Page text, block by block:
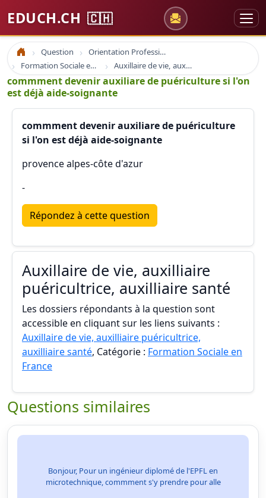
EDUCH.CH 🇨🇭
Accueil Question
Orientation Professionnelle
Formation Sociale en France
Auxillaire de vie, auxilliaire puéricultrice, auxilliaire santé
commment devenir auxiliare de puériculture si l'on
est déjà aide-soignante
commment devenir auxiliare de puériculture
si l'on est déjà aide-soignante
provence alpes-côte d'azur
-
Répondez à cette question
Auxillaire de vie, auxilliaire
puéricultrice, auxilliaire santé
Les dossiers répondants à la question sont
accessible en cliquant sur les liens suivants :
Auxillaire de vie, auxilliaire puéricultrice,
auxilliaire santé, Catégorie : Formation Sociale en
France
Questions similaires
Bonjour, Pour un ingénieur diplomé de l'EPFL en
microtechnique, commment s'y prendre pour alle